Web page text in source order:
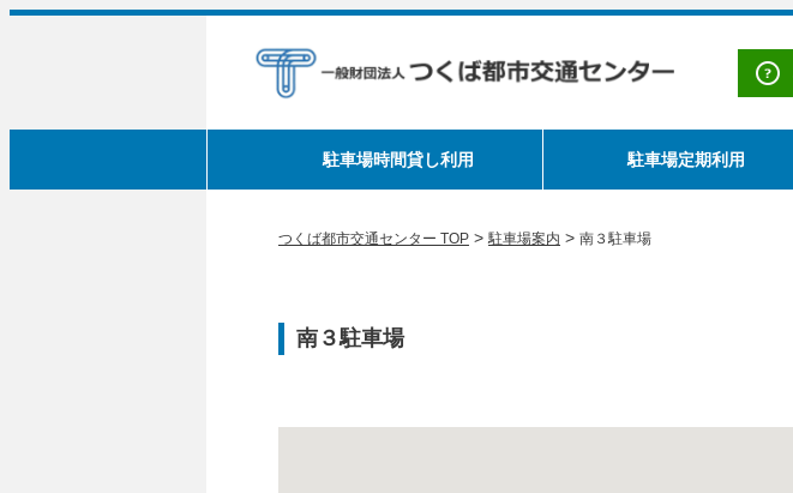
駐車場時間貸し利用 駐車場定期利用
つくば都市交通センター TOP > 駐車場案内 > 南３駐車場
南３駐車場